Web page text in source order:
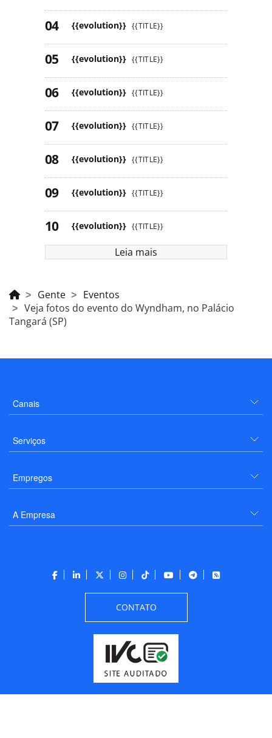
{{evolution}} {{TITLE}}
{{evolution}} {{TITLE}}
{{evolution}} {{TITLE}}
{{evolution}} {{TITLE}}
{{evolution}} {{TITLE}}
{{evolution}} {{TITLE}}
{{evolution}} {{TITLE}}
Leia mais
Gente
Eventos
Veja fotos do evento do Wyndham, no Palácio
Tangará (SP)
Canais
Serviços
Empregos
A Empresa
CONTATO